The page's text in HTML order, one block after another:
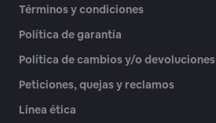
Términos y condiciones
Política de garantía
Política de cambios y/o devoluciones
Peticiones, quejas y reclamos
Línea ética